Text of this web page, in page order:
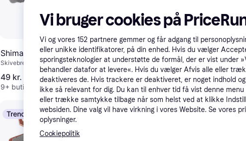
Shimano B05S Brake Pad
Skivebremse, Landevejscykel
49 kr.
9+ butikker
Shimano BR-MT201 Disc
Brake Set Rear
255 kr.
Eller 85 kr./md.
9+ butikker
65
9+
Trender
Vi bruger cookies på
Vi og vores 152 partnere gemmer og får adgang til
eller unikke identifikatorer, på din enhed. Hvis du vælger
sporingsteknologier at understøtte de formål, der er vist under
behandler datafor at levere«. Hvis du vælger Afvis alle eller
deaktiveres de. Hvis trackere er deaktiveret, er noget indhold
ikke så relevant for dig. Du kan til enhver tid få vist denne
eller trække samtykke tilbage når som helst ved at klikke
websiden. Dine valg vil have virkning i vores Website. Se vores
oplysninger.
Cookiepolitik